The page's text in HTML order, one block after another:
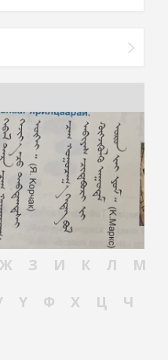
Ж З И К Л
М
Ү Ф Х Ц
Ч